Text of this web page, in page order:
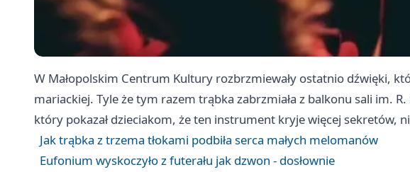
W Małopolskim Centrum Kultury rozbrzmiewały ostatnio dźwięki,
mariackiej. Tyle że tym razem trąbka zabrzmiała z balkonu sali im.
który pokazał dzieciakom, że ten instrument kryje więcej sekretów,
Jak trąbka z trzema tłokami podbiła serca małych melomanów
Eufonium wyskoczyło z futerału jak dzwon - dosłownie